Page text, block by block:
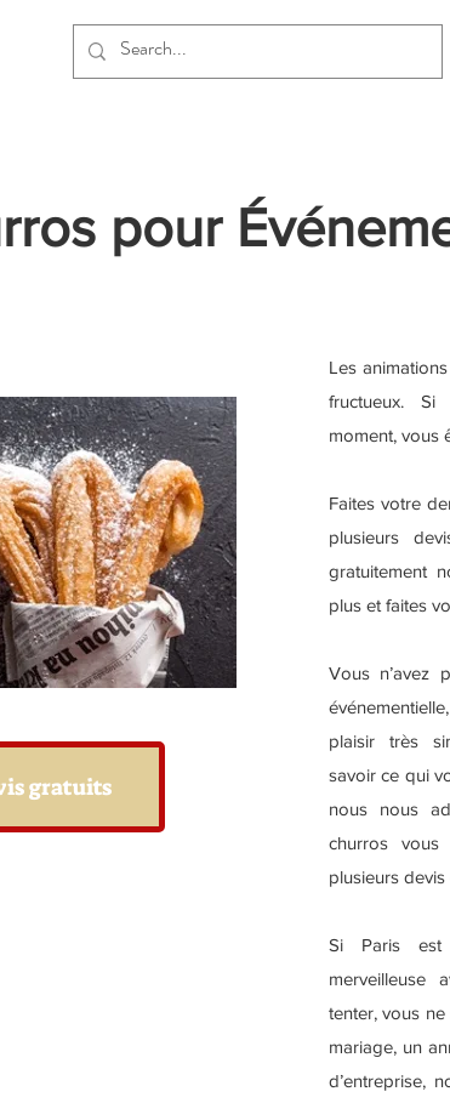
pour
gratuits
Les
fructueux.
moment, vous
Faites votre
plusieurs
gratuitement
plus et faites
Vous n’avez
plaisir très
savoir ce qui
nous nous
churros
plusieurs
Si Paris est
merveilleuse
tenter, vous
mariage, un
d’entreprise,